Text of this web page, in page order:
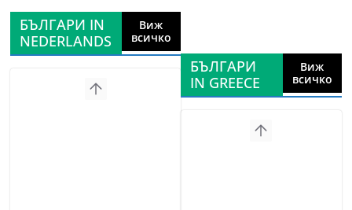
БЪЛГАРИ IN
NEDERLANDS
Виж
всичко
БЪЛГАРИ
IN GREECE
Виж
всичко